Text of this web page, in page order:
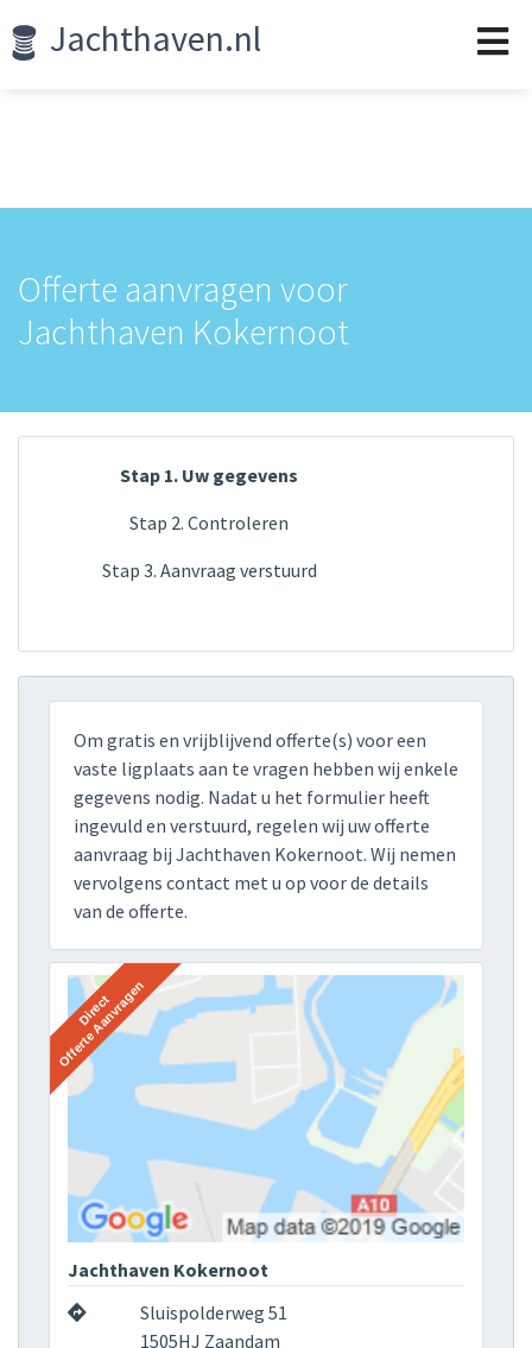
Jachthaven.nl
Offerte aanvragen voor
Jachthaven Kokernoot
Stap 1. Uw gegevens
Stap 2. Controleren
Stap 3. Aanvraag verstuurd
Om gratis en vrijblijvend offerte(s) voor een
vaste ligplaats aan te vragen hebben wij enkele
gegevens nodig. Nadat u het formulier heeft
ingevuld en verstuurd, regelen wij uw offerte
aanvraag bij Jachthaven Kokernoot. Wij nemen
vervolgens contact met u op voor de details
van de offerte.
Jachthaven Kokernoot
Sluispolderweg 51
1505HJ Zaandam